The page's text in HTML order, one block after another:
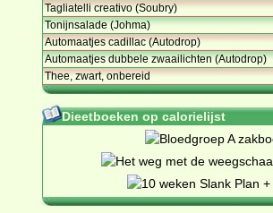
Tagliatelli creativo (Soubry)
Tonijnsalade (Johma)
Automaatjes cadillac (Autodrop)
Automaatjes dubbele zwaailichten (Autodrop)
Thee, zwart, onbereid
Dieetboeken op calorielijst